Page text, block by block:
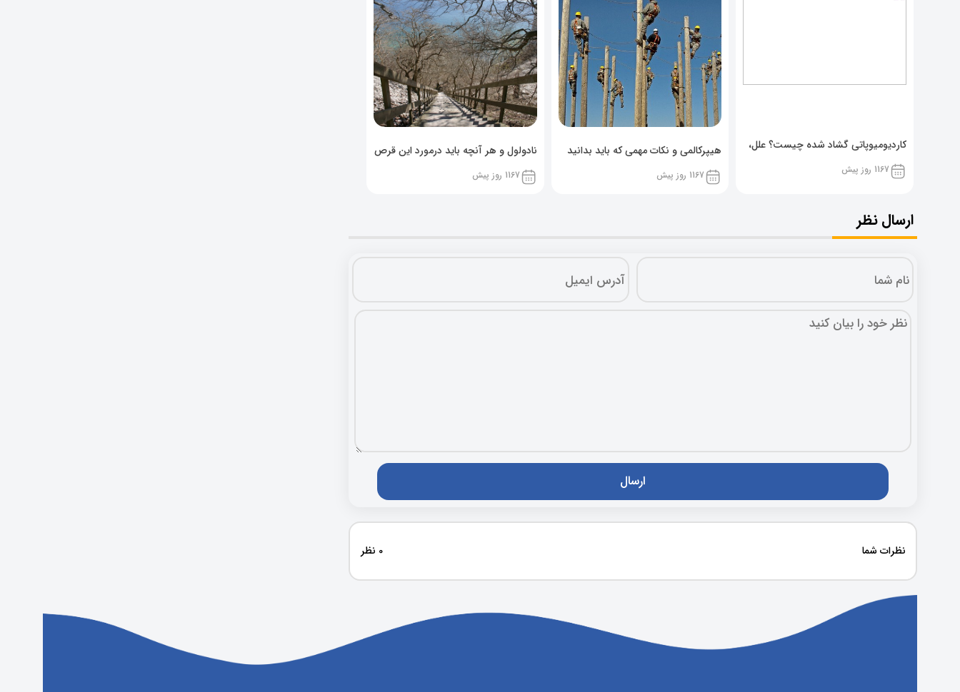
کاردیومیوپاتی گشاد شده چیست؟ علل،
پیشگیری و نشانه ها
1167 روز پیش
هیپرکالمی و نکات مهمی که باید بدانید
1167 روز پیش
نادولول و هر آنچه باید درمورد این قرص
خوراکی بدانید!
1167 روز پیش
ارسال نظر
نظرات شما 0 نظر